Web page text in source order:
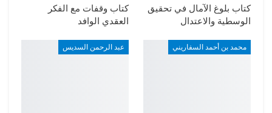
كتاب بلوغ الآمال في تحقيق
الوسطية والاعتدال
كتاب وقفات مع الفكر
العقدي الوافد
محمد بن أحمد السفاريني عبد الرحمن السديس